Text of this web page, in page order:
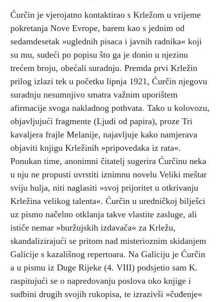
Ćurčin je vjerojatno kontaktirao s Krležom u vrijeme
pokretanja Nove Evrope, barem kao s jednim od
sedamdesetak »uglednih pisaca i javnih radnika« koji
su mu, sudeći po popisu što ga je donio u njezinu
trećem broju, obećali suradnju. Premda prvi Krležin
prilog izlazi tek u početku lipnja 1921, Ćurčin njegovu
suradnju nesumnjivo smatra važnim uporištem
afirmacije svoga nakladnog pothvata. Tako u kolovozu,
objavljujući fragmente (Ljudi od papira), proze Tri
kavaljera frajle Melanije, najavljuje kako namjerava
objaviti knjigu Krležinih »pripovedaka iz rata«.
Ponukan time, anonimni čitatelj sugerira Ćurčinu neka
u nju ne propusti uvrstiti iznimnu novelu Veliki meštar
sviju hulja, niti naglasiti »svoj prijoritet u otkrivanju
Krležina velikog talenta«. Ćurčin u uredničkoj bilješci
uz pismo načelno otklanja takve vlastite zasluge, ali
ističe nemar »buržujskih izdavača« za Krležu,
skandalizirajući se pritom nad misterioznim skidanjem
Galicije s kazališnog repertoara. Na Galiciju je Ćurčin
a u pismu iz Duge Rijeke (4. VIII) podsjetio sam K.
raspitujući se o napredovanju poslova oko knjige i
sudbini drugih svojih rukopisa, te izrazivši »čuđenje«